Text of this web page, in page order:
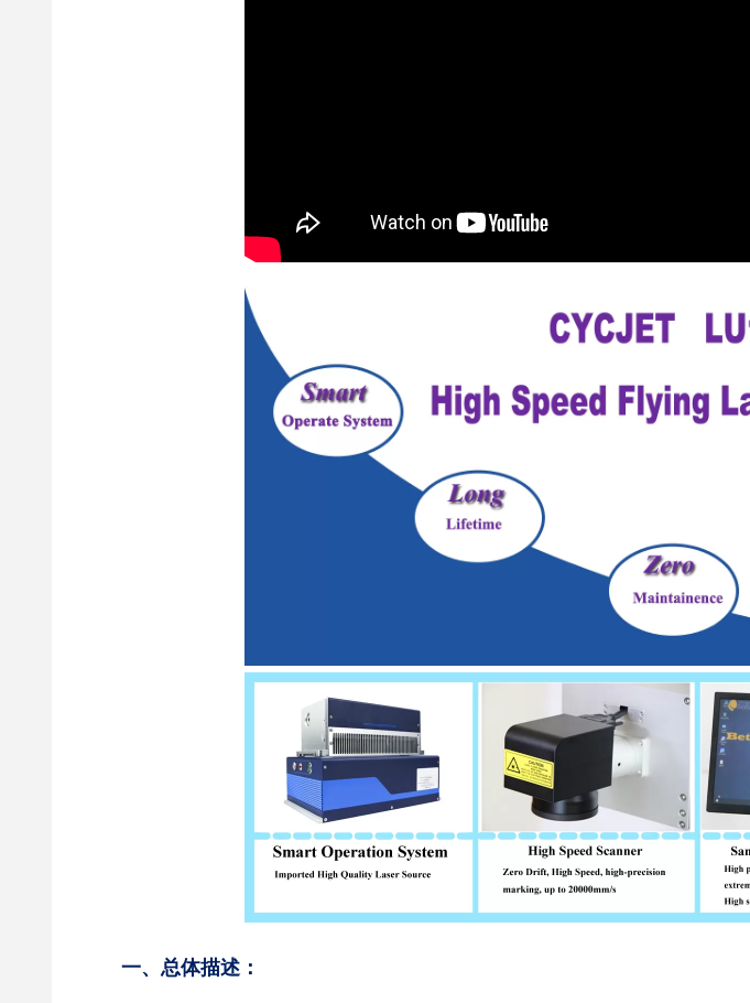
一、总体描述：